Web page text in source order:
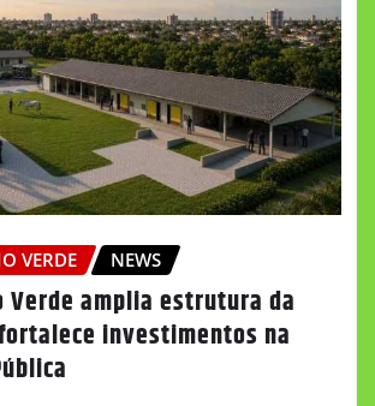
VERDE NEWS
Verde amplia estrutura da
investimentos na